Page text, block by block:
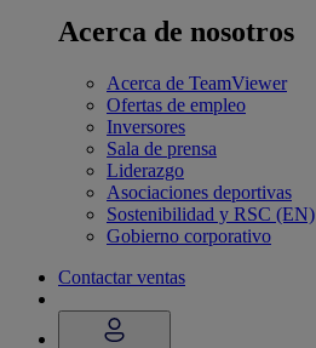
Acerca de nosotros
Acerca de TeamViewer
Ofertas de empleo
Inversores
Sala de prensa
Liderazgo
Asociaciones deportivas
Sostenibilidad y RSC (EN)
Gobierno corporativo
Contactar ventas